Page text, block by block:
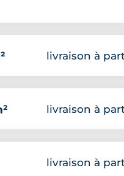
livraison à
livraison à
livraison à